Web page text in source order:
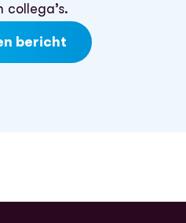
collega’s.
bericht